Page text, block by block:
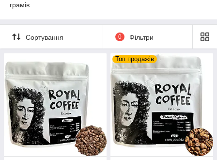
грамів
Сортування 0 Фільтри
Топ продажів